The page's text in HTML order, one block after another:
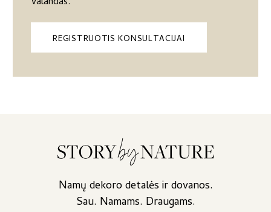
REGISTRUOTIS KONSULTACIJAI
Namų dekoro detalės ir dovanos.
Sau. Namams. Draugams.